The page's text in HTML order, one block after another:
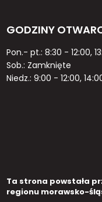
GODZINY
Pon.- pt.: 8:30 - 12:00,
Sob.: Zamknięte
Niedz.: 9:00 - 12:00,
Ta strona powstała
regionu morawsko-